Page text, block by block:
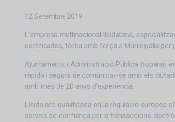
12 Setembre 2019
L’empresa multinacional lleidatana,
certificades, torna amb força a Municipàlia
Ajuntaments i Administració Pública trobaran
ràpida i segura de comunicar-se amb els
amb més de 20 anys d’experiència.
Lleida.net, qualificada en la regulació europea
serveis de confiança per a transaccions